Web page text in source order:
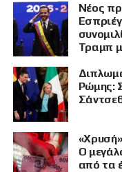
Νέος
Τραμπ
Ρώμης:
Ο
από τα